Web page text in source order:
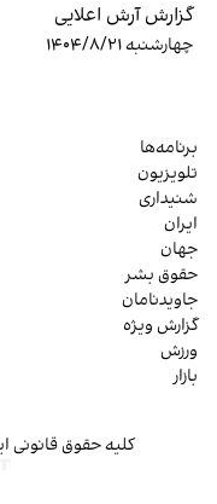
گزارش آرش اعلایی
چهارشنبه ۱۴۰۴/۸/۲۱
برنامه‌ها
تلویزیون
شنیداری
ایران
جهان
حقوق بشر
جاویدنامان
گزارش ویژه
ورزش
بازار
کلیه حقوق قانونی